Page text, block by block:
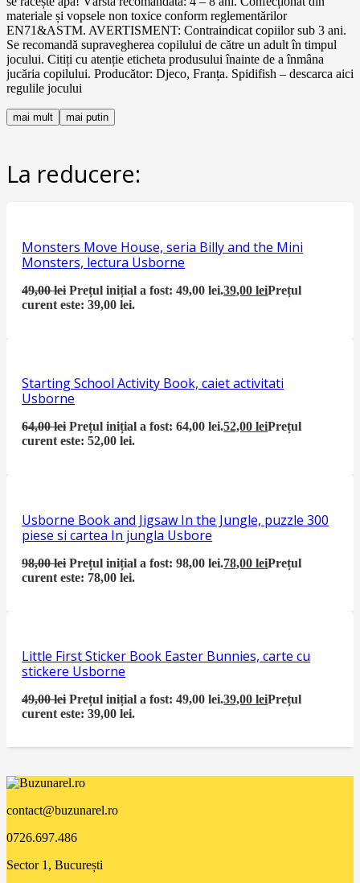
materiale și vopsele non toxice conform reglementărilor
EN71&ASTM. AVERTISMENT: Contraindicat copiilor sub 3 ani.
Se recomandă supravegherea copilului de către un adult în timpul
jocului. Citiți cu atenție eticheta produsului înainte de a înmâna
jucăria copilului. Producător: Djeco, Franța. Spidifish – descarca aici
regulile jocului
mai mult mai putin
La reducere:
Monsters Move House, seria Billy and the Mini
Monsters, lectura Usborne
49,00lei Prețul inițial a fost: 49,00 lei.39,00leiPrețul
curent este: 39,00 lei.
Starting School Activity Book, caiet activitati
Usborne
64,00lei Prețul inițial a fost: 64,00 lei.52,00leiPrețul
curent este: 52,00 lei.
Usborne Book and Jigsaw In the Jungle, puzzle 300
piese si cartea In jungla Usbore
98,00lei Prețul inițial a fost: 98,00 lei.78,00leiPrețul
curent este: 78,00 lei.
Little First Sticker Book Easter Bunnies, carte cu
stickere Usborne
49,00lei Prețul inițial a fost: 49,00 lei.39,00leiPrețul
curent este: 39,00 lei.
contact@buzunarel.ro
0726.697.486
Sector 1, București